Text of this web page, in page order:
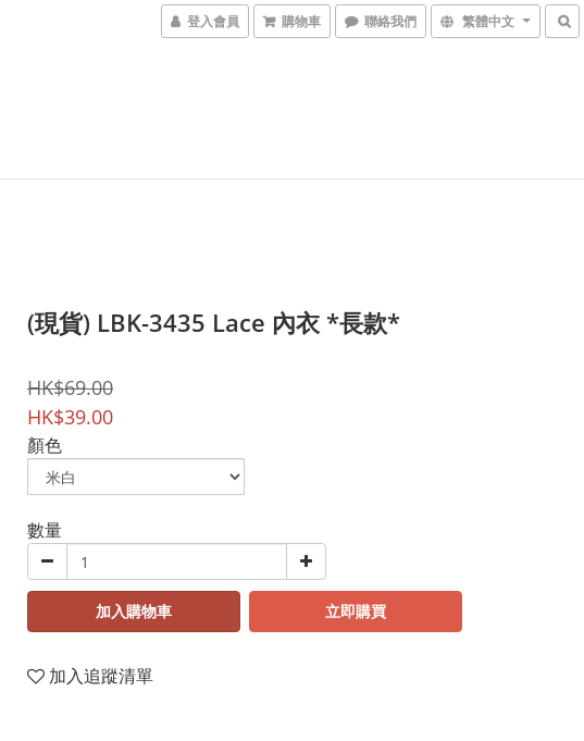
登入會員 購物車 聯絡我們 繁體中文
(現貨) LBK-3435 Lace 內衣 *長款*
HK$69.00
HK$39.00
顏色
數量
加入購物車 立即購買
加入追蹤清單